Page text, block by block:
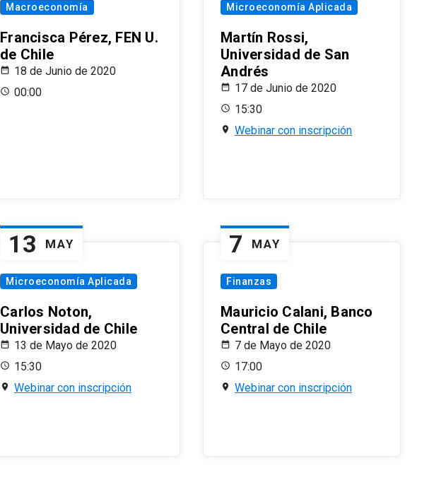
Macroeconomía
Francisca Pérez, FEN U.
de Chile
18 de Junio de 2020
00:00
Microeconomía Aplicada
Martín Rossi,
Universidad de San
Andrés
17 de Junio de 2020
15:30
Webinar con inscripción
13 MAY
Microeconomía Aplicada
Carlos Noton,
Universidad de Chile
13 de Mayo de 2020
15:30
Webinar con inscripción
7 MAY
Finanzas
Mauricio Calani, Banco
Central de Chile
7 de Mayo de 2020
17:00
Webinar con inscripción